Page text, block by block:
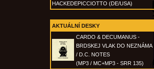
HACKEDEPICCIOTTO (DE/USA)
AKTUÁLNÍ DESKY
CARDO & DECUMANUS -
BRDSKEJ VLAK DO NEZNÁMA
/ D.C. NOTES
(MP3 / MC+MP3 - SRR 135)